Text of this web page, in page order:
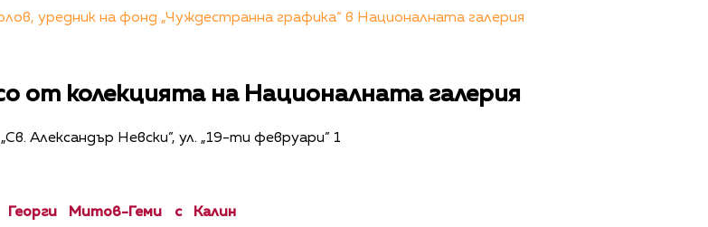
уредник на фонд „Чуждестранна графика“ в Националната галерия
от колекцията на Националната галерия
Александър Невски”, ул. „19-ти февруари” 1
Митов-Геми с Калин